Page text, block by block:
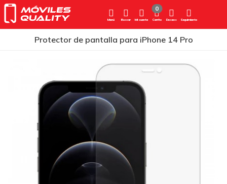
Menú Buscar Mi cuenta Carrito
0
Deseos Seguimiento
Protector de pantalla para iPhone 14 Pro